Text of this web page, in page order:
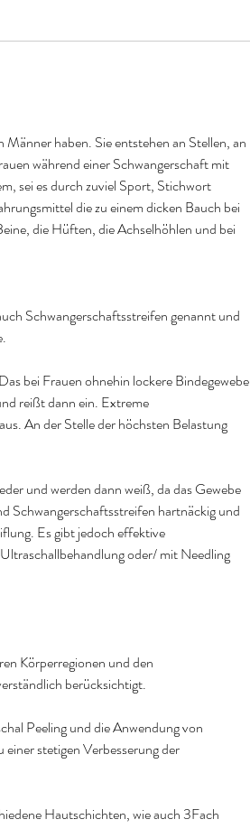
haben. Sie entstehen an Stellen, an
während einer Schwangerschaft mit
sei es durch zuviel Sport, Stichwort
die zu einem dicken Bauch bei
die Hüften, die Achselhöhlen und bei
Schwangerschaftsstreifen genannt und
bei Frauen ohnehin lockere Bindegewebe
reißt dann ein. Extreme
An der Stelle der höchsten Belastung
und werden dann weiß, da das Gewebe
Schwangerschaftsstreifen hartnäckig und
Es gibt jedoch effektive
oder/ mit Needling
Körperregionen und den
berücksichtigt.
Peeling und die Anwendung von
stetigen Verbesserung der
Hautschichten, wie auch 3Fach